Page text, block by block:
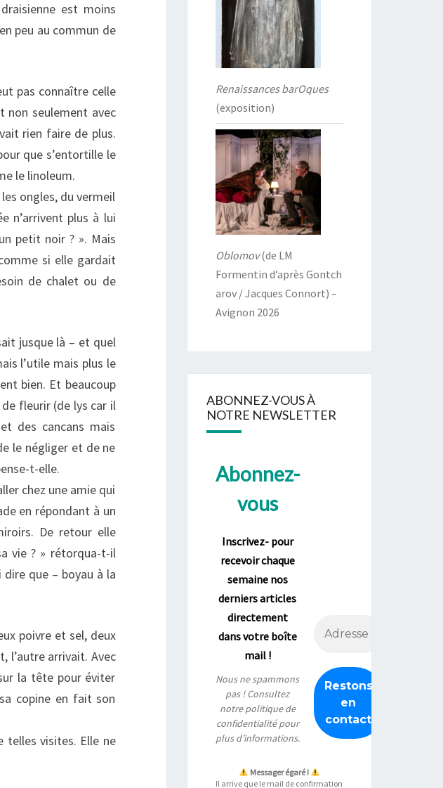
est moins
peu au commun de
pas connaître celle
non seulement avec
rien faire de plus.
que s’entortille le
le linoleum.
ongles, du vermeil
n’arrivent plus à lui
petit noir ? ». Mais
si elle gardait
de chalet ou de
jusque là – et quel
l’utile mais plus le
bien. Et beaucoup
fleurir (de lys car il
des cancans mais
le négliger et de ne
t-elle.
chez une amie qui
en répondant à un
De retour elle
vie ? » rétorqua-t-il
que – boyau à la
poivre et sel, deux
l’autre arrivait. Avec
la tête pour éviter
copine en fait son
telles visites. Elle ne
Renaissances barOques
(exposition)
Oblomov(de LM
Formentin d’après Gontch
arov / Jacques Connort) –
Avignon 2026
ABONNEZ-VOUS À
NOTRE NEWSLETTER
Abonnez-
vous
Inscrivez- pour
recevoir chaque
semaine nos
derniers articles
directement
dans votre boîte
mail !
Nous ne spammons
pas ! Consultez
notrepolitique de
confidentialitépour
plus d’informations.
Messager égaré !
Il arrive que le mail de confirmation